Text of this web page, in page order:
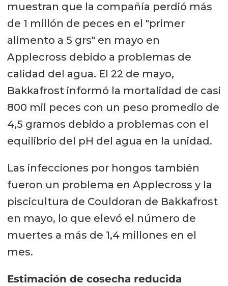
muestran que la compañía perdió más
de 1 millón de peces en el "primer
alimento a 5 grs" en mayo en
Applecross debido a problemas de
calidad del agua. El 22 de mayo,
Bakkafrost informó la mortalidad de casi
800 mil peces con un peso promedio de
4,5 gramos debido a problemas con el
equilibrio del pH del agua en la unidad.
Las infecciones por hongos también
fueron un problema en Applecross y la
piscicultura de Couldoran de Bakkafrost
en mayo, lo que elevó el número de
muertes a más de 1,4 millones en el
mes.
Estimación de cosecha reducida